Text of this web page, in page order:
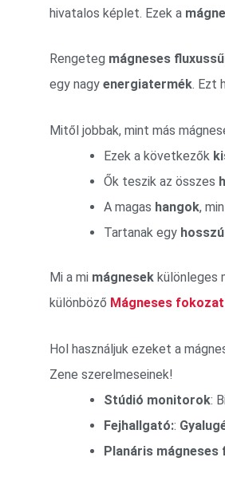
hivatalos képlet. Ezek a
Rengeteg mágneses
egy nagy energiatermék. Ezt
Mitől jobbak, mint más
Ezek a következők
Ők teszik az összes
A magas hangok,
Tartanak egy
Mi a mi mágnesek különleges
különböző Mágneses fokozat
Hol használjuk ezeket a
Zene szerelmeseinek!
Stúdió monitorok:
Fejhallgató::
Planáris mágneses